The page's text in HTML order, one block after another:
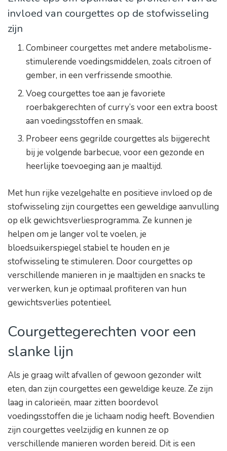
invloed van courgettes op de stofwisseling
zijn
Combineer courgettes met andere metabolisme-
stimulerende voedingsmiddelen, zoals citroen of
gember, in een verfrissende smoothie.
Voeg courgettes toe aan je favoriete
roerbakgerechten of curry’s voor een extra boost
aan voedingsstoffen en smaak.
Probeer eens gegrilde courgettes als bijgerecht
bij je volgende barbecue, voor een gezonde en
heerlijke toevoeging aan je maaltijd.
Met hun rijke vezelgehalte en positieve invloed op de
stofwisseling zijn courgettes een geweldige aanvulling
op elk gewichtsverliesprogramma. Ze kunnen je
helpen om je langer vol te voelen, je
bloedsuikerspiegel stabiel te houden en je
stofwisseling te stimuleren. Door courgettes op
verschillende manieren in je maaltijden en snacks te
verwerken, kun je optimaal profiteren van hun
gewichtsverlies potentieel.
Courgettegerechten voor een
slanke lijn
Als je graag wilt afvallen of gewoon gezonder wilt
eten, dan zijn courgettes een geweldige keuze. Ze zijn
laag in calorieën, maar zitten boordevol
voedingsstoffen die je lichaam nodig heeft. Bovendien
zijn courgettes veelzijdig en kunnen ze op
verschillende manieren worden bereid. Dit is een